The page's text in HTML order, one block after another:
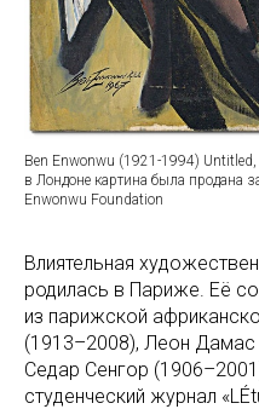
Ben Enwonwu (1921-1994)
в Лондоне картина была продана
Enwonwu Foundation
Влиятельная
родилась в Париже. Её
из парижской
(1913–2008), Леон
Седар Сенгор
студенческий журнал